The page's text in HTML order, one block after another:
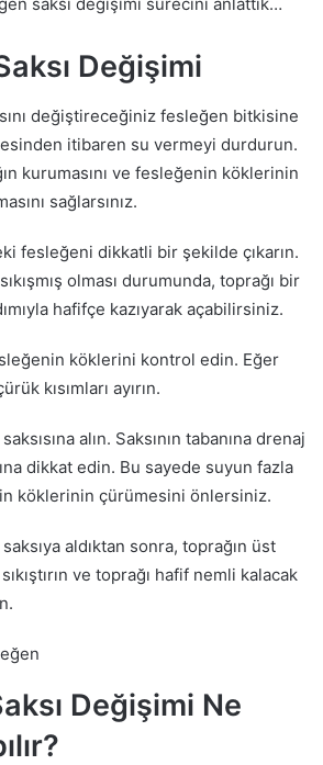
Değişimi
değiştireceğiniz fesleğen bitkisine
itibaren su vermeyi durdurun.
kurumasını ve fesleğenin köklerinin
sağlarsınız.
fesleğeni dikkatli bir şekilde çıkarın.
olması durumunda, toprağı bir
hafifçe kazıyarak açabilirsiniz.
köklerini kontrol edin. Eğer
kısımları ayırın.
alın. Saksının tabanına drenaj
dikkat edin. Bu sayede suyun fazla
köklerinin çürümesini önlersiniz.
aldıktan sonra, toprağın üst
sıkıştırın ve toprağı hafif nemli kalacak
Değişimi Ne